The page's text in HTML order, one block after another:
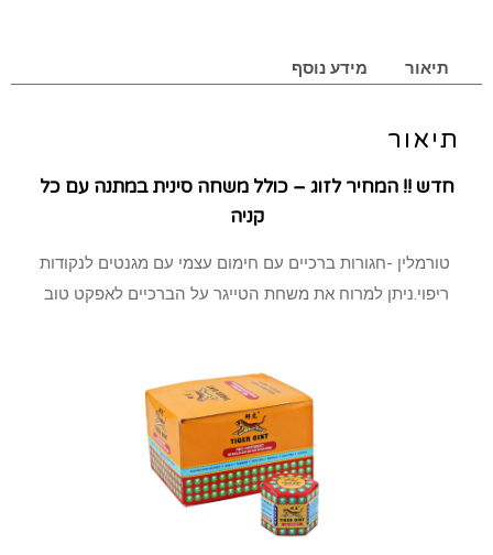
תיאור מידע נוסף
תיאור
חדש !! המחיר לזוג – כולל משחה סינית במתנה עם כל
קניה
טורמלין -חגורות ברכיים עם חימום עצמי עם מגנטים לנקודות
ריפוי.ניתן למרוח את משחת הטייגר על הברכיים לאפקט טוב